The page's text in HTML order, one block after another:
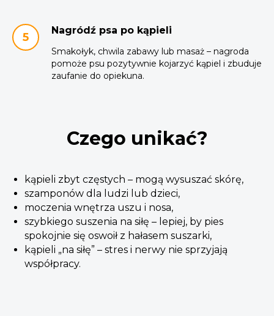
Nagródź psa po kąpieli
Smakołyk, chwila zabawy lub masaż – nagroda
pomoże psu pozytywnie kojarzyć kąpiel i zbuduje
zaufanie do opiekuna.
Czego unikać?
kąpieli zbyt częstych – mogą wysuszać skórę,
szamponów dla ludzi lub dzieci,
moczenia wnętrza uszu i nosa,
szybkiego suszenia na siłę – lepiej, by pies
spokojnie się oswoił z hałasem suszarki,
kąpieli „na siłę” – stres i nerwy nie sprzyjają
współpracy.